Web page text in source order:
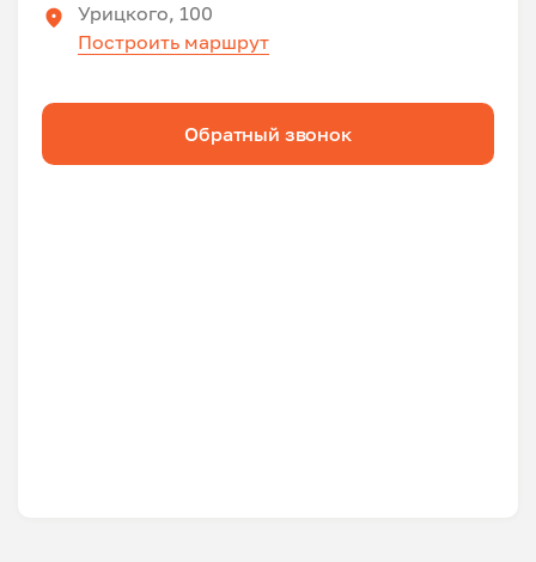
Урицкого, 100
Построить маршрут
Обратный звонок